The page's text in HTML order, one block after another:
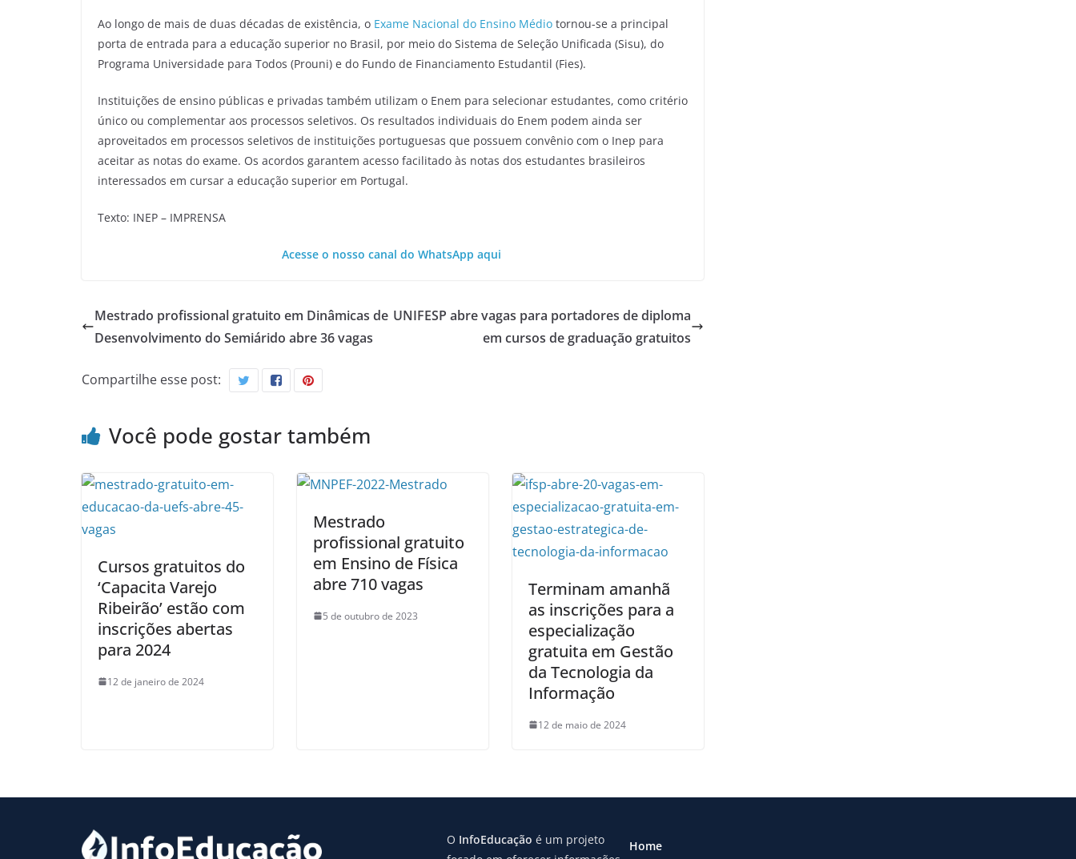
Ao longo de mais de duas décadas de existência, o Exame Nacional do Ensino Médio tornou-se a principal
porta de entrada para a educação superior no Brasil, por meio do Sistema de Seleção Unificada (Sisu), do
Programa Universidade para Todos (Prouni) e do Fundo de Financiamento Estudantil (Fies).
Instituições de ensino públicas e privadas também utilizam o Enem para selecionar estudantes, como critério
único ou complementar aos processos seletivos. Os resultados individuais do Enem podem ainda ser
aproveitados em processos seletivos de instituições portuguesas que possuem convênio com o Inep para
aceitar as notas do exame. Os acordos garantem acesso facilitado às notas dos estudantes brasileiros
interessados em cursar a educação superior em Portugal.
Texto: INEP – IMPRENSA
Acesse o nosso canal do WhatsApp aqui
Mestrado profissional gratuito em Dinâmicas de
Desenvolvimento do Semiárido abre 36 vagas
UNIFESP abre vagas para portadores de diploma
em cursos de graduação gratuitos
Compartilhe esse post:
Você pode gostar também
Cursos gratuitos do
‘Capacita Varejo
Ribeirão’ estão com
inscrições abertas
para 2024
12 de janeiro de 2024
Mestrado
profissional gratuito
em Ensino de Física
abre 710 vagas
5 de outubro de 2023
Terminam amanhã
as inscrições para a
especialização
gratuita em Gestão
da Tecnologia da
Informação
12 de maio de 2024
O InfoEducação é um projeto
Home